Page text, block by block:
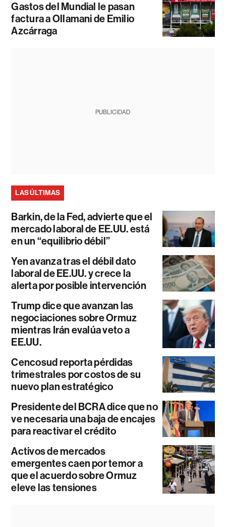
Gastos del Mundial le pasan
factura a Ollamani de Emilio
Azcárraga
PUBLICIDAD
LAS ÚLTIMAS
Barkin, de la Fed, advierte que el
mercado laboral de EE.UU. está
en un “equilibrio débil”
Yen avanza tras el débil dato
laboral de EE.UU. y crece la
alerta por posible intervención
Trump dice que avanzan las
negociaciones sobre Ormuz
mientras Irán evalúa veto a
EE.UU.
Cencosud reporta pérdidas
trimestrales por costos de su
nuevo plan estratégico
Presidente del BCRA dice que no
ve necesaria una baja de encajes
para reactivar el crédito
Activos de mercados
emergentes caen por temor a
que el acuerdo sobre Ormuz
eleve las tensiones